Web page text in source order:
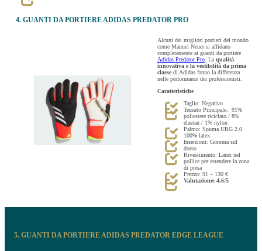
4. GUANTI DA PORTIERE ADIDAS PREDATOR PRO
Alcuni dei migliori portieri del mondo
come Manuel Neuer si affidano
completamente ai guanti da portiere
Adidas Predator Pro . La qualità
innovativa e la vestibilità da prima
classe di Adidas fanno la differenza
nelle performance dei professionisti.
Caratteristiche
Taglio: Negativo
Tessuto Principale: 91%
poliestere riciclato / 8%
elastan / 1% nylon
Palmo: Spuma URG 2.0
100% latex
Inserzioni: Gomma sul
dorso
Rivestimento: Latex nel
pollice per estendere la zona
di presa
Prezzo: 91 – 130 €
Valutazione: 4.6/5
5. GUANTI DA PORTIERE ADIDAS PREDATOR EDGE LEAGUE